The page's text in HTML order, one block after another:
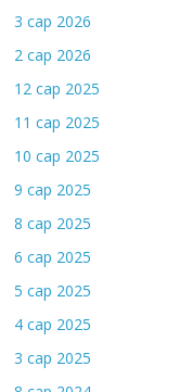
3 сар 2026
2 сар 2026
12 сар 2025
11 сар 2025
10 сар 2025
9 сар 2025
8 сар 2025
6 сар 2025
5 сар 2025
4 сар 2025
3 сар 2025